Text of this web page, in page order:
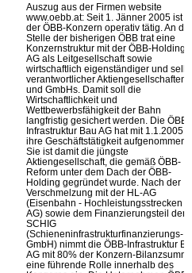
Auszug aus der Firmen website
www.oebb.at: Seit 1. Jänner 2005 ist
der ÖBB-Konzern operativ tätig. An die
Stelle der bisherigen ÖBB trat eine
Konzernstruktur mit der ÖBB-Holding
AG als Leitgesellschaft sowie
wirtschaftlich eigenständiger und
verantwortlicher Aktiengesellschaften
und GmbHs. Damit soll die
Wirtschaftlichkeit und
Wettbewerbsfähigkeit der Bahn
langfristig gesichert werden. Die ÖBB-
Infrastruktur Bau AG hat mit 1.1.2005
ihre Geschäftstätigkeit aufgenommen.
Sie ist damit die jüngste
Aktiengesellschaft, die gemäß ÖBB-
Reform unter dem Dach der ÖBB-
Holding gegründet wurde. Nach der
Verschmelzung mit der HL-AG
(Eisenbahn - Hochleistungsstrecken
AG) sowie dem Finanzierungsteil der
SCHIG
(Schieneninfrastrukturfinanzierungs-
GmbH) nimmt die ÖBB-Infrastruktur
AG mit 80% der Konzern-
eine führende Rolle innerhalb des